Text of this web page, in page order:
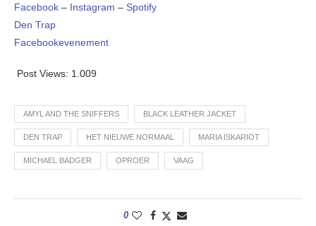
Facebook – Instagram – Spotify
Den Trap
Facebookevenement
Post Views: 1.009
AMYL AND THE SNIFFERS BLACK LEATHER JACKET
DEN TRAP HET NIEUWE NORMAAL MARIA ISKARIOT
MICHAEL BADGER OPROER VAAG
0